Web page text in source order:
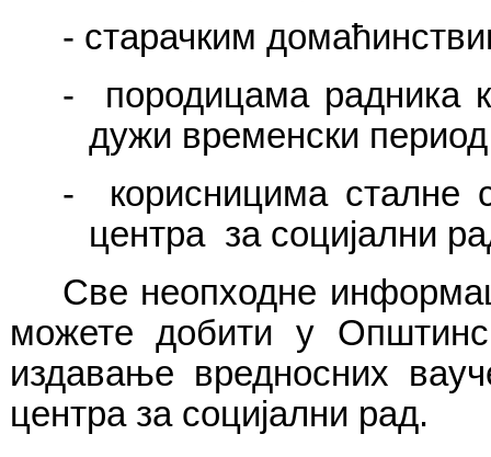
- старачким
-
породицама радника
дужи временски период
-
корисницима сталне
центра за социјални
Све неопходне
можете добити у
издавање вредносних
центра за социјални рад.